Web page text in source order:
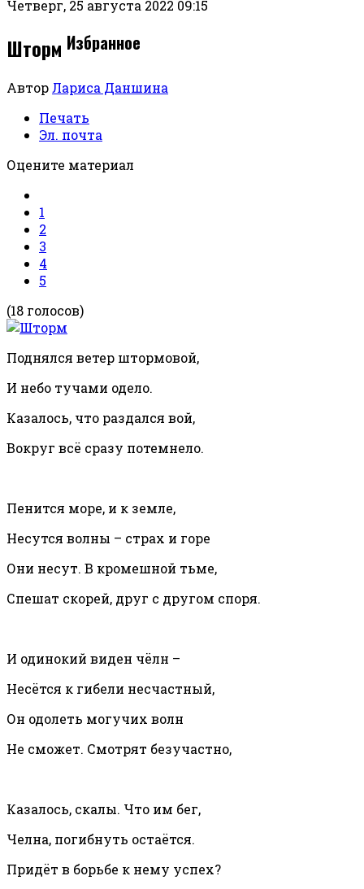
Четверг, 25 августа 2022 09:15
Шторм Избранное
Автор Лариса Даншина
Печать
Эл. почта
Оцените материал
1
2
3
4
5
(18 голосов)
Поднялся ветер штормовой,
И небо тучами одело.
Казалось, что раздался вой,
Вокруг всё сразу потемнело.
Пенится море, и к земле,
Несутся волны – страх и горе
Они несут. В кромешной тьме,
Спешат скорей, друг с другом споря.
И одинокий виден чёлн –
Несётся к гибели несчастный,
Он одолеть могучих волн
Не сможет. Смотрят безучастно,
Казалось, скалы. Что им бег,
Челна, погибнуть остаётся.
Придёт в борьбе к нему успех?